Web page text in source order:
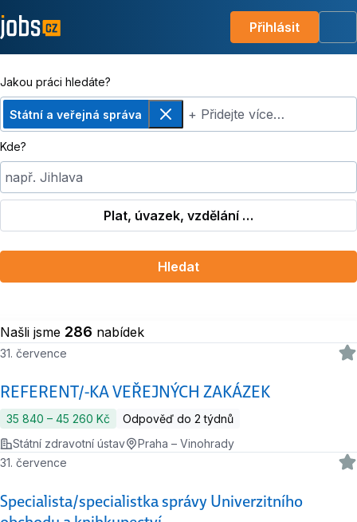
Přihlásit
Jakou práci hledáte?
Státní a veřejná správa
Odebrat+ Přidejte více…
Kde?
např. Jihlava
Plat, úvazek, vzdělání …
Hledat
Našli jsme 286 nabídek
REFERENT/-KA VEŘEJNÝCH ZAKÁZEK
31. července
35 840 ‍–‍ 45 260 Kč
Odpověď do 2 týdnů
Státní zdravotní ústav
Praha – Vinohrady
Specialista/specialistka správy Univerzitního
31. července